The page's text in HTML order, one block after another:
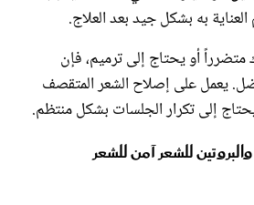
به بشكل جيد بعد العلاج.
متضرراً أو يحتاج إلى ترميم، فإن
يعمل على إصلاح الشعر المتقصف
إلى تكرار الجلسات بشكل منتظم.
للشعر آمن للشعر